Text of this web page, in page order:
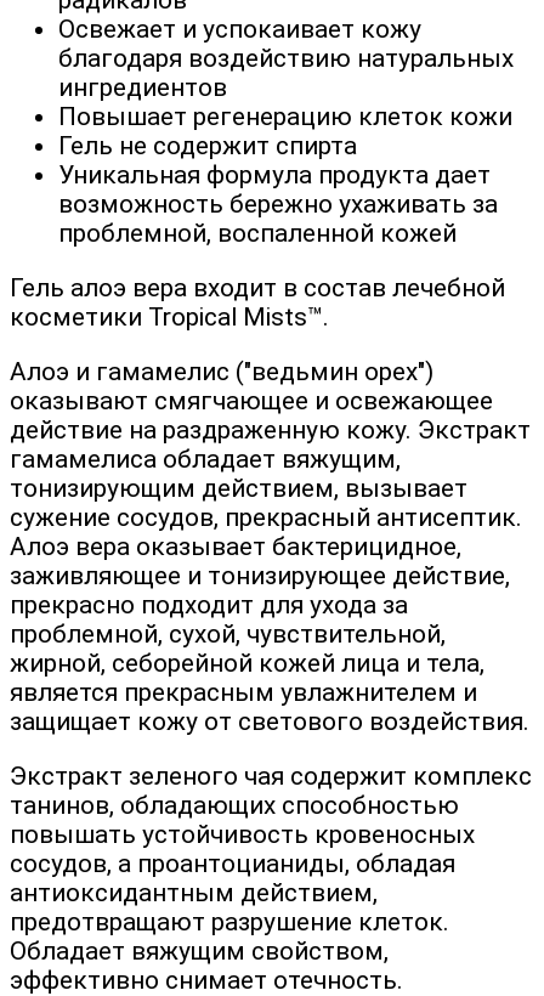
Освежает и успокаивает кожу
благодаря воздействию натуральных
ингредиентов
Повышает регенерацию клеток кожи
Гель не содержит спирта
Уникальная формула продукта дает
возможность бережно ухаживать за
проблемной, воспаленной кожей
Гель алоэ вера входит в состав лечебной
косметики Tropical Mists™.
Алоэ и гамамелис ("ведьмин орех")
оказывают cмягчающее и освежающее
действие на раздраженную кожу. Экстракт
гамамелиса обладает вяжущим,
тонизирующим действием, вызывает
сужение сосудов, прекрасный антисептик.
Алоэ вера оказывает бактерицидное,
заживляющее и тонизирующее действие,
прекрасно подходит для ухода за
проблемной, сухой, чувствительной,
жирной, себорейной кожей лица и тела,
является прекрасным увлажнителем и
защищает кожу от светового воздействия.
Экстракт зеленого чая содержит комплекс
танинов, обладающих способностью
повышать устойчивость кровеносных
сосудов, а проантоцианиды, обладая
антиоксидантным действием,
предотвращают разрушение клеток.
Обладает вяжущим свойством,
эффективно снимает отечность.